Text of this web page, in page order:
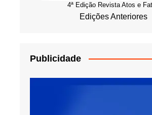
4ª Edição Revista Atos e
Edições Anteriores
Publicidade